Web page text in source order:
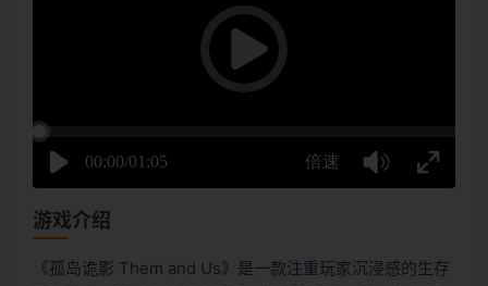
游戏介绍
《孤岛诡影 Them and Us》是一款注重玩家沉浸感的生存